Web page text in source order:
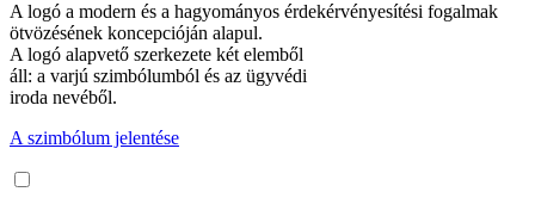
A logó a modern és a hagyományos érdekérvényesítési fogalmak
ötvözésének koncepcióján alapul.
A logó alapvető szerkezete két elemből
áll: a varjú szimbólumból és az ügyvédi
iroda nevéből.
A szimbólum jelentése